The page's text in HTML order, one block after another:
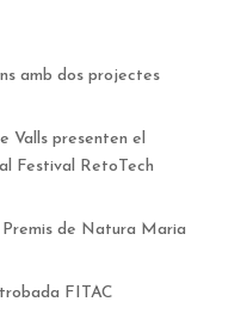
amb dos projectes
Valls presenten el
Festival RetoTech
de Natura Maria
FITAC